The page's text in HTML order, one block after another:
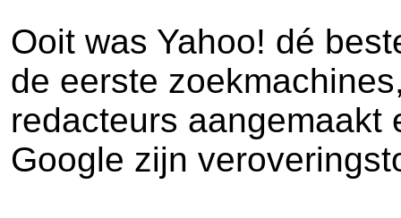
Ooit was Yahoo! dé
de eerste
redacteurs aangemaakt
Google zijn